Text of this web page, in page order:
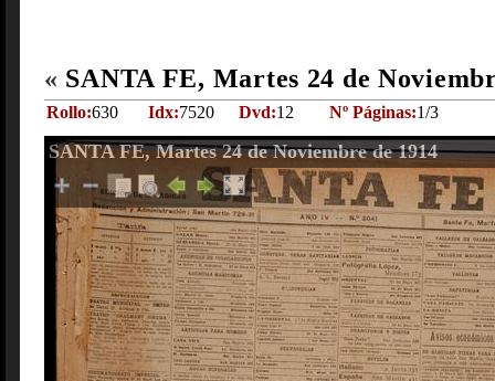
« SANTA FE, Martes 24 de
Rollo:630 Idx:7520 Dvd:12 Nº Páginas:1/3
SANTA FE, Martes 24 de Noviembre de 1914